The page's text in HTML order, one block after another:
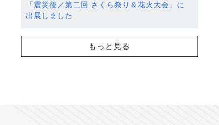
「震災後／第二回 さくら祭り＆花火大会」に
出展しました
もっと見る